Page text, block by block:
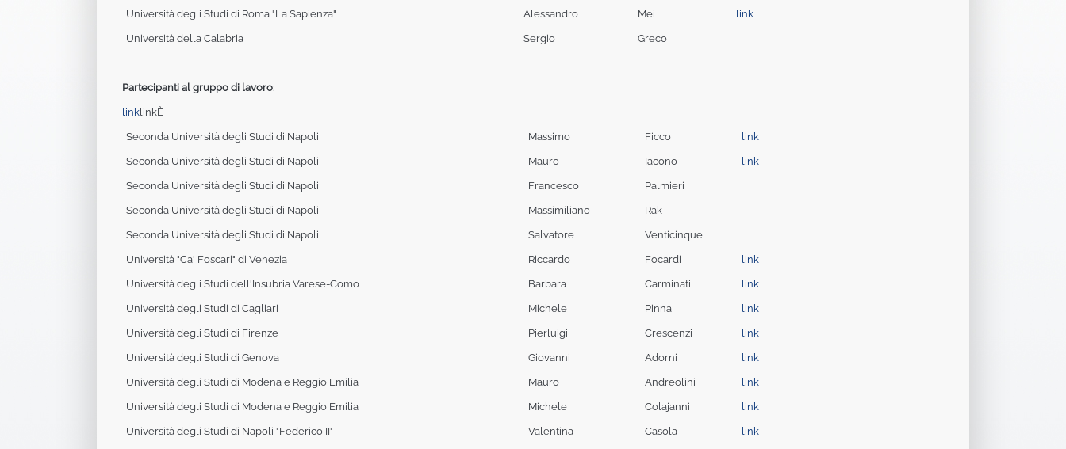
Università degli Studi di Roma "La Sapienza" Alessandro Mei link
Università della Calabria Sergio Greco
Partecipanti al gruppo di lavoro:
linklinkÈ
Seconda Università degli Studi di Napoli Massimo Ficco link
Seconda Università degli Studi di Napoli Mauro Iacono link
Seconda Università degli Studi di Napoli Francesco Palmieri
Seconda Università degli Studi di Napoli Massimiliano Rak
Seconda Università degli Studi di Napoli Salvatore Venticinque
Università "Ca' Foscari" di Venezia Riccardo Focardi link
Università degli Studi dell'Insubria Varese-Como Barbara Carminati link
Università degli Studi di Cagliari Michele Pinna link
Università degli Studi di Firenze Pierluigi Crescenzi link
Università degli Studi di Genova Giovanni Adorni link
Università degli Studi di Modena e Reggio Emilia Mauro Andreolini link
Università degli Studi di Modena e Reggio Emilia Michele Colajanni link
Università degli Studi di Napoli "Federico II" Valentina Casola link